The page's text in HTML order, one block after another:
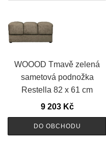
WOOOD Tmavě zelená
sametová podnožka
Restella 82 x 61 cm
9 203 Kč
DO OBCHODU